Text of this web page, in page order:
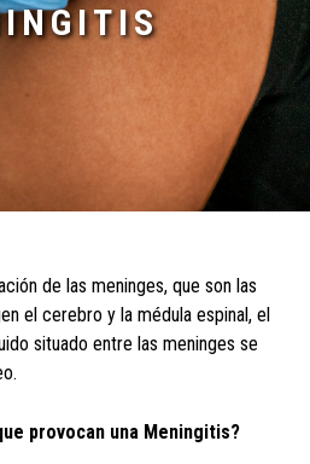
de las meninges, que son las
el cerebro y la médula espinal, el
situado entre las meninges se
provocan una Meningitis?